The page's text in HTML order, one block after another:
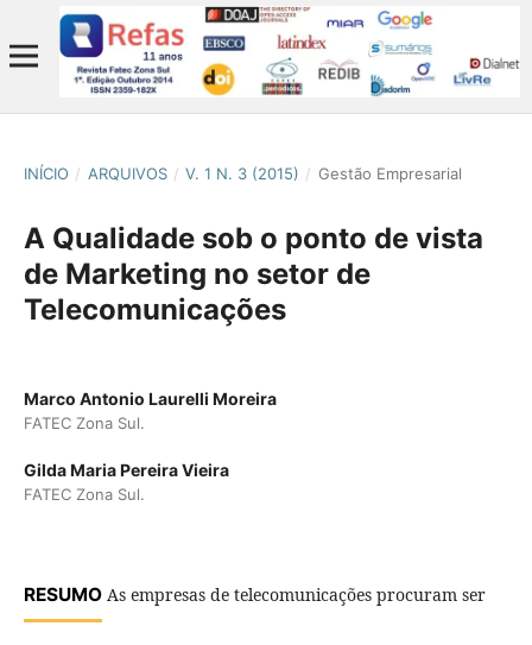
INÍCIO / ARQUIVOS / V. 1 N. 3 (2015) / Gestão Empresarial
A Qualidade sob o ponto de vista
de Marketing no setor de
Telecomunicações
Marco Antonio Laurelli Moreira
FATEC Zona Sul.
Gilda Maria Pereira Vieira
FATEC Zona Sul.
RESUMOAs empresas de telecomunicações procuram ser